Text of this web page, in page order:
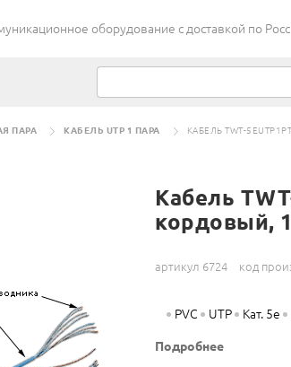
оборудование c доставкой по
ПАРА КАБЕЛЬ UTP 1 ПАРА КАБЕЛЬ TWT-
Кабель
кордовый,
артикул 6724 код
PVC UTP Кат. 5e
Подробнее